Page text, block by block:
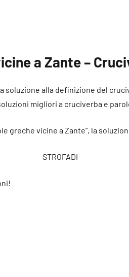
a Zante –
soluzione alla definizione del
migliori a cruciverba e
greche vicine a Zante”, la
STROFADI